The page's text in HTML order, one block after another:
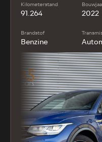
Kilometerstand
91.264 2022
Brandstof
Benzine